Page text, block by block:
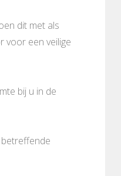
dit met als
voor een veilige
bij u in de